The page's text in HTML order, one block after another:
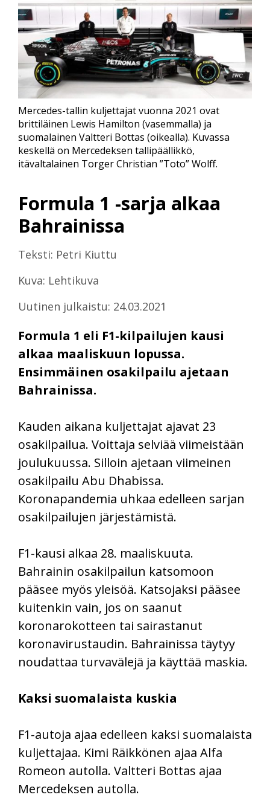
Formula 1 -sarja alkaa
Bahrainissa
Teksti: Petri Kiuttu
Kuva: Lehtikuva
Uutinen julkaistu: 24.03.2021
Formula 1 eli F1-kilpailujen kausi
alkaa maaliskuun lopussa.
Ensimmäinen osakilpailu ajetaan
Bahrainissa.
Mercedes-tallin kuljettajat vuonna 2021 ovat
brittiläinen Lewis Hamilton (vasemmalla) ja
suomalainen Valtteri Bottas (oikealla). Kuvassa
keskellä on Mercedeksen tallipäällikkö,
itävaltalainen Torger Christian ”Toto” Wolff.
Kauden aikana kuljettajat ajavat 23
osakilpailua. Voittaja selviää viimeistään
joulukuussa. Silloin ajetaan viimeinen
osakilpailu Abu Dhabissa.
Koronapandemia uhkaa edelleen sarjan
osakilpailujen järjestämistä.
F1-kausi alkaa 28. maaliskuuta.
Bahrainin osakilpailun katsomoon
pääsee myös yleisöä. Katsojaksi pääsee
kuitenkin vain, jos on saanut
koronarokotteen tai sairastanut
koronavirustaudin. Bahrainissa täytyy
noudattaa turvavälejä ja käyttää maskia.
Kaksi suomalaista kuskia
F1-autoja ajaa edelleen kaksi suomalaista
kuljettajaa. Kimi Räikkönen ajaa Alfa
Romeon autolla. Valtteri Bottas ajaa
Mercedeksen autolla.